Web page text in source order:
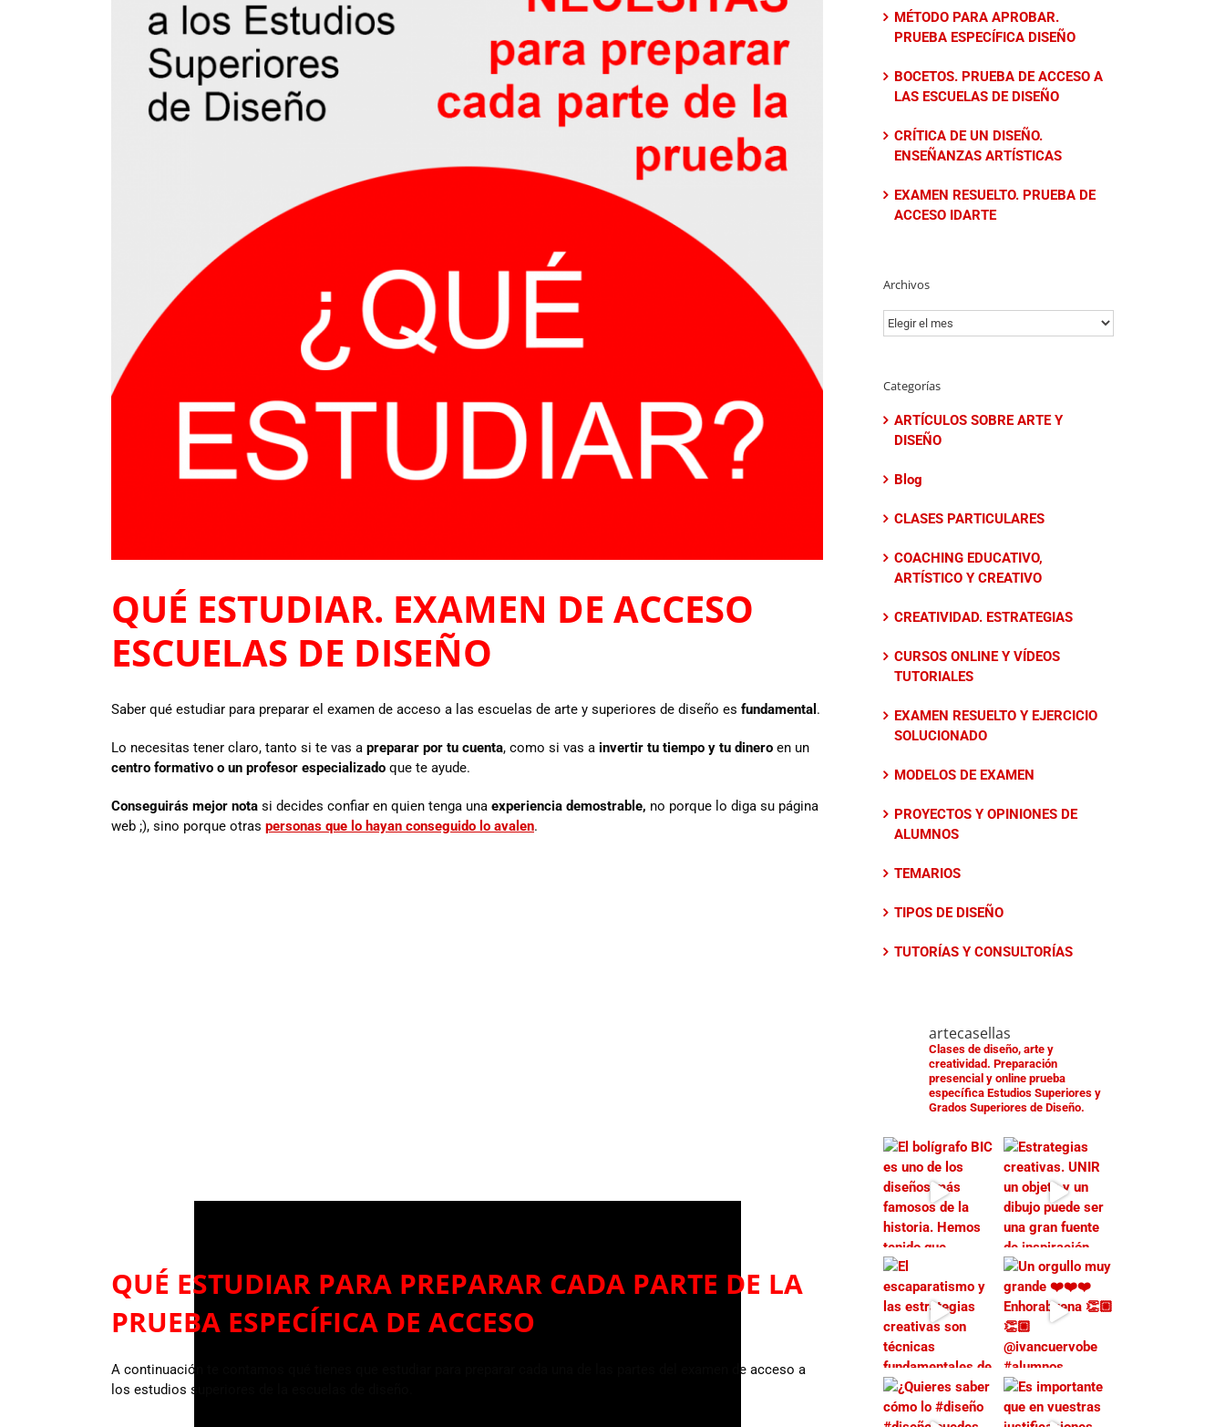
QUÉ ESTUDIAR. EXAMEN DE ACCESO
ESCUELAS DE DISEÑO
Saber qué estudiar para preparar el examen de acceso a las escuelas de arte y superiores de diseño es fundamental .
Lo necesitas tener claro, tanto si te vas a preparar por tu cuenta, como si vas a invertir tu tiempo y tu dinero en un
centro formativo o un profesor especializado que te ayude.
Conseguirás mejor nota si decides confiar en quien tenga una experiencia demostrable, no porque lo diga su página
web ;), sino porque otras personas que lo hayan conseguido lo avalen.
QUÉ ESTUDIAR PARA PREPARAR CADA PARTE DE LA
PRUEBA ESPECÍFICA DE ACCESO
A continuación te contamos qué tienes que estudiar para preparar cada una de las partes del examen de acceso a
los estudios superiores de la escuelas de diseño.
MÉTODO PARA APROBAR.
PRUEBA ESPECÍFICA DISEÑO
BOCETOS. PRUEBA DE ACCESO A
LAS ESCUELAS DE DISEÑO
CRÍTICA DE UN DISEÑO.
ENSEÑANZAS ARTÍSTICAS
EXAMEN RESUELTO. PRUEBA DE
ACCESO IDARTE
Archivos
Archivos
Categorías
ARTÍCULOS SOBRE ARTE Y
DISEÑO
Blog
CLASES PARTICULARES
COACHING EDUCATIVO,
ARTÍSTICO Y CREATIVO
CREATIVIDAD. ESTRATEGIAS
CURSOS ONLINE Y VÍDEOS
TUTORIALES
EXAMEN RESUELTO Y EJERCICIO
SOLUCIONADO
MODELOS DE EXAMEN
PROYECTOS Y OPINIONES DE
ALUMNOS
TEMARIOS
TIPOS DE DISEÑO
TUTORÍAS Y CONSULTORÍAS
artecasellas
Clases de diseño, arte y
creatividad. Preparación
presencial y online prueba
específica Estudios Superiores y
Grados Superiores de Diseño.